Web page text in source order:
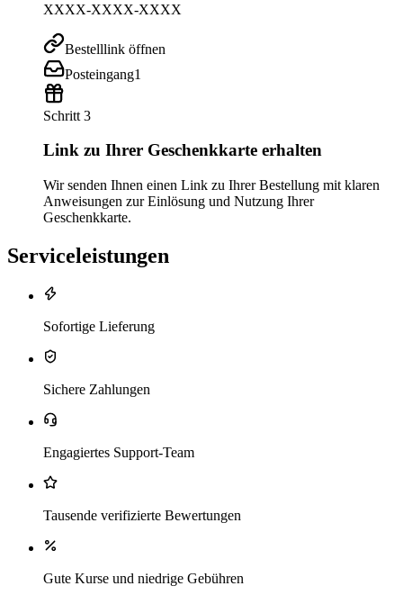
XXXX-XXXX-XXXX
Bestelllink öffnen
Posteingang1
Schritt 3
Link zu Ihrer Geschenkkarte erhalten
Wir senden Ihnen einen Link zu Ihrer Bestellung mit klaren
Anweisungen zur Einlösung und Nutzung Ihrer
Geschenkkarte.
Serviceleistungen
Sofortige Lieferung
Sichere Zahlungen
Engagiertes Support-Team
Tausende verifizierte Bewertungen
Gute Kurse und niedrige Gebühren